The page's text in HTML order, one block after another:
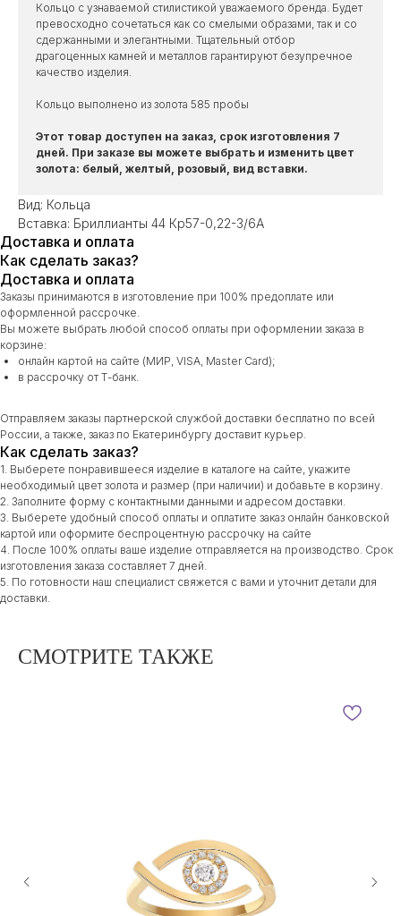
Кольцо с узнаваемой стилистикой уважаемого бренда. Будет
превосходно сочетаться как со смелыми образами, так и со
сдержанными и элегантными. Тщательный отбор
драгоценных камней и металлов гарантируют безупречное
качество изделия.
Кольцо выполнено из золота 585 пробы
Этот товар доступен на заказ, срок изготовления 7
дней. При заказе вы можете выбрать и изменить цвет
золота: белый, желтый, розовый, вид вставки.
Вид: Кольца
Вставка: Бриллианты 44 Кр57-0,22-3/6А
Доставка и оплата
Как сделать заказ?
Доставка и оплата
Заказы принимаются в изготовление при 100% предоплате или
оформленной рассрочке.
Вы можете выбрать любой способ оплаты при оформлении заказа в
корзине:
онлайн картой на сайте (МИР, VISA, Master Card);
в рассрочку от Т-банк.
Отправляем заказы партнерской службой доставки бесплатно по всей
России, а также, заказ по Екатеринбургу доставит курьер.
Как сделать заказ?
1. Выберете понравившееся изделие в каталоге на сайте, укажите
необходимый цвет золота и размер (при наличии) и добавьте в корзину.
2. Заполните форму с контактными данными и адресом доставки.
3. Выберете удобный способ оплаты и оплатите заказ онлайн банковской
картой или оформите беспроцентную рассрочку на сайте
4. После 100% оплаты ваше изделие отправляется на производство. Срок
изготовления заказа составляет 7 дней.
5. По готовности наш специалист свяжется с вами и уточнит детали для
доставки.
СМОТРИТЕ ТАКЖЕ